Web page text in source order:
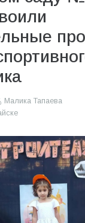
Малика Тапаева